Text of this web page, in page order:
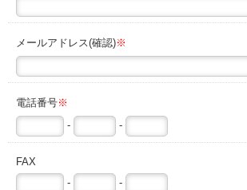
メールアドレス(確認)※
電話番号※
- -
FAX
-
-